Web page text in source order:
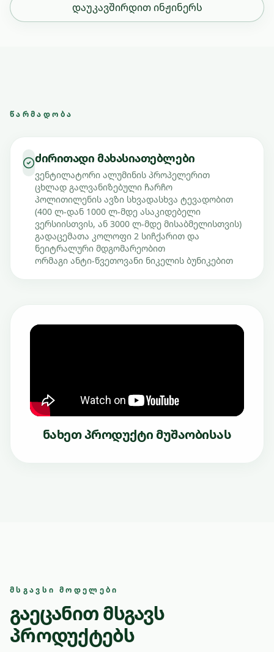
დაუკავშირდით ინჟინერს
ᲬᲐᲠᲛᲐᲓᲝᲑᲐ
ძირითადი მახასიათებლები
ვენტილატორი ალუმინის პროპელერით
ცხლად გალვანიზებული ჩარჩო
პოლითილენის ავზი სხვადასხვა ტევადობით
(400 ლ-დან 1000 ლ-მდე ასაკიდებელი
ვერსიისთვის, ან 3000 ლ-მდე მისაბმელისთვის)
გადაცემათა კოლოფი 2 სიჩქარით და
ნეიტრალური მდგომარეობით
ორმაგი ანტი-წვეთოვანი ნიკელის ბუნიკებით
ნახეთ პროდუქტი მუშაობისას
ᲛᲡᲒᲐᲕᲡᲘ ᲛᲝᲓᲔᲚᲔᲑᲘ
გაეცანით მსგავს
პროდუქტებს